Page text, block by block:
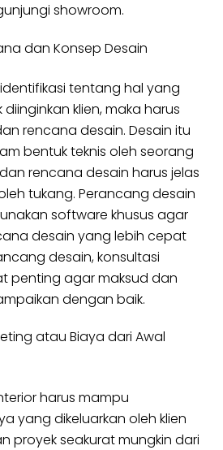
showroom.
dan Konsep Desain
tentang hal yang
klien, maka harus
rencana desain. Desain itu
bentuk teknis oleh seorang
rencana desain harus jelas
tukang. Perancang desain
software khusus agar
desain yang lebih cepat
desain, konsultasi
penting agar maksud dan
dengan baik.
atau Biaya dari Awal
harus mampu
yang dikeluarkan oleh klien
proyek seakurat mungkin dari